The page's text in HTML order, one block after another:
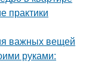
практики
важных вещей
руками: